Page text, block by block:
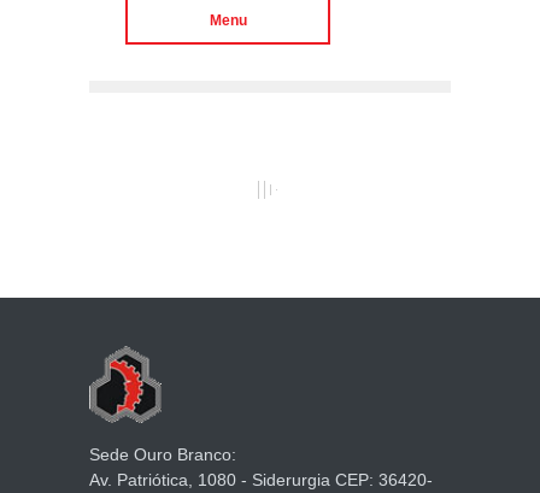
Menu
Sede Ouro Branco:
Av. Patriótica, 1080 - Siderurgia CEP: 36420-